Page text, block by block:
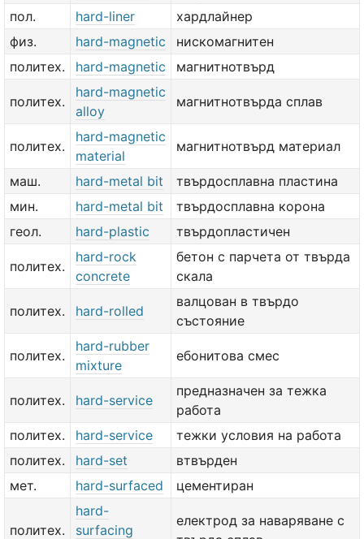
пол.
hard-liner
хардлайнер
физ.
hard-magnetic
нискомагнитен
политех.
hard-magnetic магнитнотвърд
политех.
hard-magnetic
alloy
магнитнотвърда сплав
политех.
hard-magnetic
material
магнитнотвърд материал
маш. hard-metal bit
твърдосплавна пластина
мин.
hard-metal bit
твърдосплавна корона
геол.
hard-plastic твърдопластичен
политех.
hard-rock
concrete
бетон с парчета от твърда
скала
политех. hard-rolled
валцован в твърдо
състояние
политех.
hard-rubber
mixture
ебонитова смес
политех. hard-service
предназначен за тежка
работа
политех.
hard-service
тежки условия на работа
политех.
hard-set
втвърден
мет.
hard-surfaced цементиран
политех.
hard-
surfacing
електрод за наваряване с